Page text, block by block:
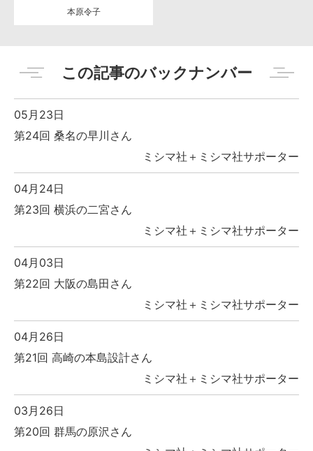
本原令子
この記事のバックナンバー
05月23日
第24回 桑名の早川さん
ミシマ社＋ミシマ社サポーター
04月24日
第23回 横浜の二宮さん
ミシマ社＋ミシマ社サポーター
04月03日
第22回 大阪の島田さん
ミシマ社＋ミシマ社サポーター
04月26日
第21回 高崎の本島設計さん
ミシマ社＋ミシマ社サポーター
03月26日
第20回 群馬の原沢さん